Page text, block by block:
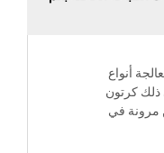
أنواع
ذلك كرتون
مرونة في